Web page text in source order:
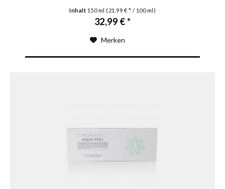
Inhalt 150 ml (21,99 € * / 100 ml)
32,99 € *
Merken